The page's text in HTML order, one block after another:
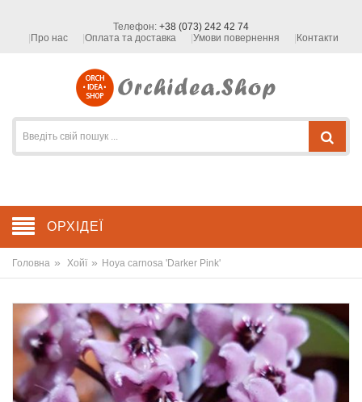
Телефон: +38 (073) 242 42 74
Про нас
Оплата та доставка Умови повернення Контакти
ОРХІДЕЇ
Головна » Хойї » Hoya carnosa 'Darker Pink'